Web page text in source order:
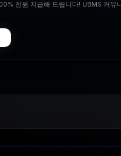
전원 지급해 드립니다! UBMS 커뮤